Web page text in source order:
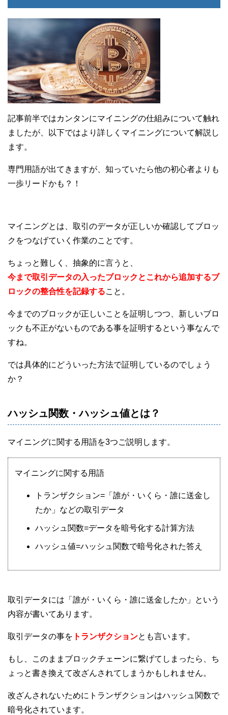
記事前半ではカンタンにマイニングの仕組みについて触れ
ましたが、以下ではより詳しくマイニングについて解説し
ます。
専門用語が出てきますが、知っていたら他の初心者よりも
一歩リードかも？！
マイニングとは、取引のデータが正しいか確認してブロッ
クをつなげていく作業のことです。
ちょっと難しく、抽象的に言うと、
今まで取引データの入ったブロックとこれから追加するブ
ロックの整合性を記録すること。
今までのブロックが正しいことを証明しつつ、新しいブロ
ックも不正がないものである事を証明するという事なんで
すね。
では具体的にどういった方法で証明しているのでしょう
か？
ハッシュ関数・ハッシュ値とは？
マイニングに関する用語を3つご説明します。
マイニングに関する用語
トランザクション=「誰が・いくら・誰に送金し
たか」などの取引データ
ハッシュ関数=データを暗号化する計算方法
ハッシュ値=ハッシュ関数で暗号化された答え
取引データには「誰が・いくら・誰に送金したか」という
内容が書いてあります。
取引データの事を トランザクションとも言います。
もし、このままブロックチェーンに繋げてしまったら、ち
ょっと書き換えて改ざんされてしまうかもしれません。
改ざんされないためにトランザクションはハッシュ関数で
暗号化されています。